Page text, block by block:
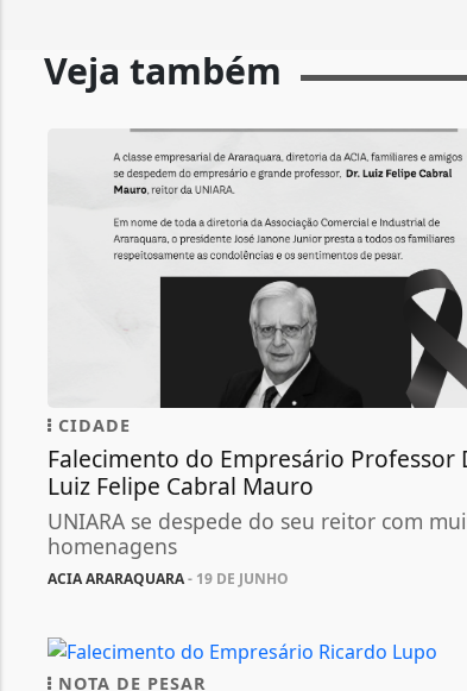
Veja também
CIDADE
Falecimento do Empresário Professor
Luiz Felipe Cabral Mauro
UNIARA se despede do seu reitor com
homenagens
ACIA ARARAQUARA- 19 DE JUNHO
NOTA DE PESAR